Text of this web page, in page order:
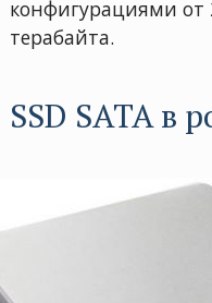
конфигурациями от
терабайта.
SSD SATA в